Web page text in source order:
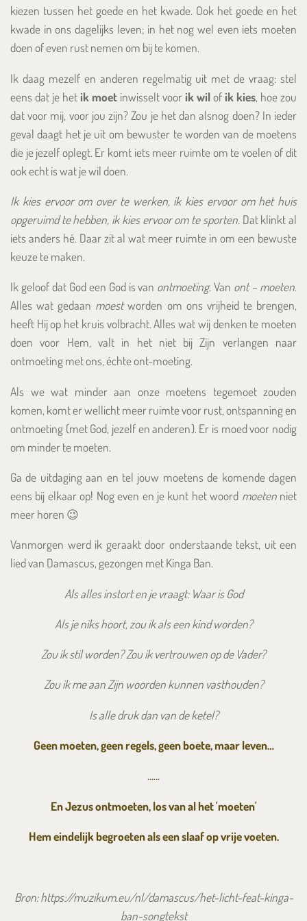
kiezen tussen het goede en het kwade. Ook het goede en het
kwade in ons dagelijks leven; in het nog wel even iets moeten
doen of even rust nemen om bij te komen.
Ik daag mezelf en anderen regelmatig uit met de vraag: stel
eens dat je het ik moet inwisselt voor ik wilof ik kies, hoe zou
dat voor mij, voor jou zijn? Zou je het dan alsnog doen? In ieder
geval daagt het je uit om bewuster te worden van de moetens
die je jezelf oplegt. Er komt iets meer ruimte om te voelen of dit
ook echt is wat je wil doen.
Ik kies ervoor om over te werken, ik kies ervoor om het huis
opgeruimd te hebben, ik kies ervoor om te sporten. Dat klinkt al
iets anders hé. Daar zit al wat meer ruimte in om een bewuste
keuze te maken.
Ik geloof dat God een God is van ontmoeting. Van ont – moeten.
Alles wat gedaan moestworden om ons vrijheid te brengen,
heeft Hij op het kruis volbracht. Alles wat wij denken te moeten
doen voor Hem, valt in het niet bij Zijn verlangen naar
ontmoeting met ons, échte ont-moeting.
Als we wat minder aan onze moetens tegemoet zouden
komen, komt er wellicht meer ruimte voor rust, ontspanning en
ontmoeting (met God, jezelf en anderen). Er is moed voor nodig
om minder te moeten.
Ga de uitdaging aan en tel jouw moetens de komende dagen
eens bij elkaar op! Nog even en je kunt het woord moeten niet
meer horen 😉
Vanmorgen werd ik geraakt door onderstaande tekst, uit een
lied van Damascus, gezongen met Kinga Ban.
Als alles instort en je vraagt: Waar is God
Als je niks hoort, zou ik als een kind worden?
Zou ik stil worden? Zou ik vertrouwen op de Vader?
Zou ik me aan Zijn woorden kunnen vasthouden?
Is alle druk dan van de ketel?
Geen moeten, geen regels, geen boete, maar leven…
……
En Jezus ontmoeten, los van al het 'moeten'
Hem eindelijk begroeten als een slaaf op vrije voeten.
Bron: https://muzikum.eu/nl/damascus/het-licht-feat-kinga-
ban-songtekst